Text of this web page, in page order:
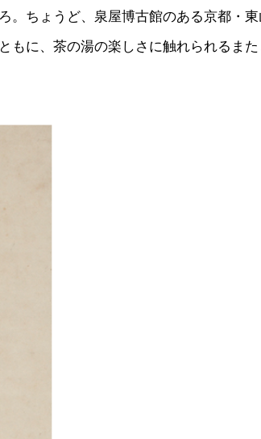
。ちょうど、泉屋博古館のある京都・
もに、茶の湯の楽しさに触れられるま